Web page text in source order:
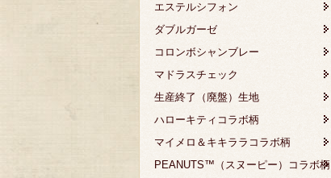
エステルシフォン
ダブルガーゼ
コロンボシャンブレー
マドラスチェック
生産終了（廃盤）生地
ハローキティコラボ柄
マイメロ＆キキララコラボ柄
PEANUTS™（スヌーピー）コラボ柄